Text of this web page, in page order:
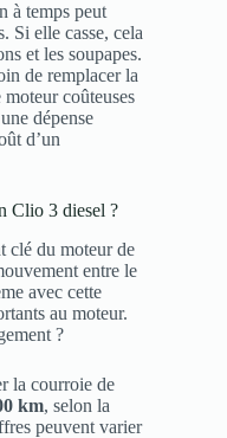
à temps peut
Si elle casse, cela
et les soupapes.
de remplacer la
coûteuses
dépense
d’un
Clio 3 diesel ?
clé du moteur de
entre le
avec cette
au moteur.
?
la courroie de
km, selon la
peuvent varier